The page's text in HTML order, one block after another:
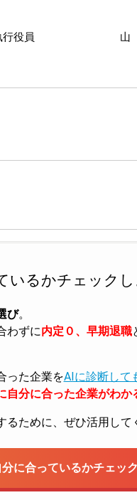
長執行役員 山
いるかチェックし
び。
わずに内定０、早期退職
った企業をAIに診断して
自分に合った企業がわか
ために、ぜひ活用して
に合っているかチェック